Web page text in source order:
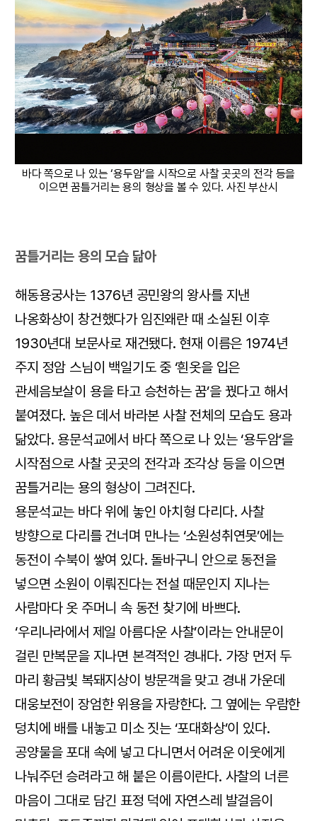
바다 쪽으로 나 있는 ‘용두암’을 시작으로 사찰 곳곳의 전각 등을
이으면 꿈틀거리는 용의 형상을 볼 수 있다. 사진 부산시
꿈틀거리는 용의 모습 닮아
해동용궁사는 1376년 공민왕의 왕사를 지낸
나옹화상이 창건했다가 임진왜란 때 소실된 이후
1930년대 보문사로 재건됐다. 현재 이름은 1974년
주지 정암 스님이 백일기도 중 ‘흰옷을 입은
관세음보살이 용을 타고 승천하는 꿈’을 꿨다고 해서
붙여졌다. 높은 데서 바라본 사찰 전체의 모습도 용과
닮았다. 용문석교에서 바다 쪽으로 나 있는 ‘용두암’을
시작점으로 사찰 곳곳의 전각과 조각상 등을 이으면
꿈틀거리는 용의 형상이 그려진다.
용문석교는 바다 위에 놓인 아치형 다리다. 사찰
방향으로 다리를 건너며 만나는 ‘소원성취연못’에는
동전이 수북이 쌓여 있다. 돌바구니 안으로 동전을
넣으면 소원이 이뤄진다는 전설 때문인지 지나는
사람마다 옷 주머니 속 동전 찾기에 바쁘다.
‘우리나라에서 제일 아름다운 사찰’이라는 안내문이
걸린 만복문을 지나면 본격적인 경내다. 가장 먼저 두
마리 황금빛 복돼지상이 방문객을 맞고 경내 가운데
대웅보전이 장엄한 위용을 자랑한다. 그 옆에는 우람한
덩치에 배를 내놓고 미소 짓는 ‘포대화상’이 있다.
공양물을 포대 속에 넣고 다니면서 어려운 이웃에게
나눠주던 승려라고 해 붙은 이름이란다. 사찰의 너른
마음이 그대로 담긴 표정 덕에 자연스레 발걸음이